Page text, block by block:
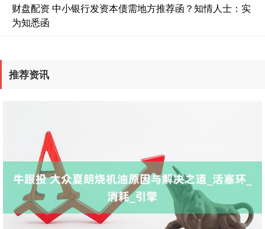
财盘配资 中小银行发资本债需地方推荐函？知情人士：实
为知悉函
推荐资讯